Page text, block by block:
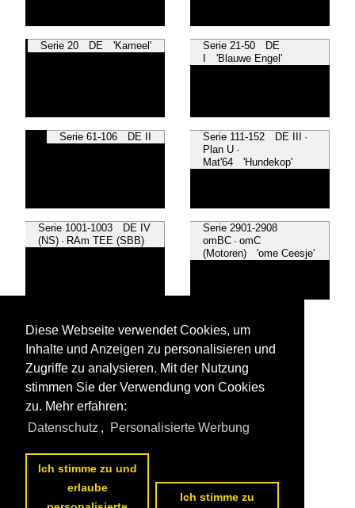
Serie 20 DE 'Kameel'
Serie 21-50 DE
I 'Blauwe Engel'
Serie 61-106 DE II
Serie 111-152 DE III ·
Plan U ·
Mat'64 'Hundekop'
Serie 1001-1003 DE IV
(NS) · RAm TEE (SBB)
Serie 2901-2908
omBC · omC
(Motoren) 'ome Ceesje'
Alle Fotos ausDieseltriebzüge
Die ersten Fotos ausDieseltriebzüge
Diese Webseite verwendet Cookies, um
Inhalte und Anzeigen zu personalisieren und
Zugriffe zu analysieren. Mit der Nutzung
stimmen Sie der Verwendung von Cookies
zu. Mehr erfahren:
Datenschutz , Personalisierte Werbung
Ich stimme zu und
erlaube
Ich stimme zu